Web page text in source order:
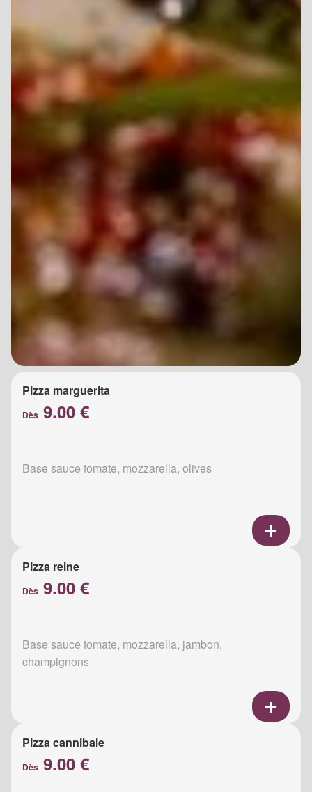
Pizza marguerita
Dès 9.00 €
Base sauce tomate, mozzarella, olives
Pizza reine
Dès 9.00 €
Base sauce tomate, mozzarella, jambon,
champignons
Pizza cannibale
Dès 9.00 €